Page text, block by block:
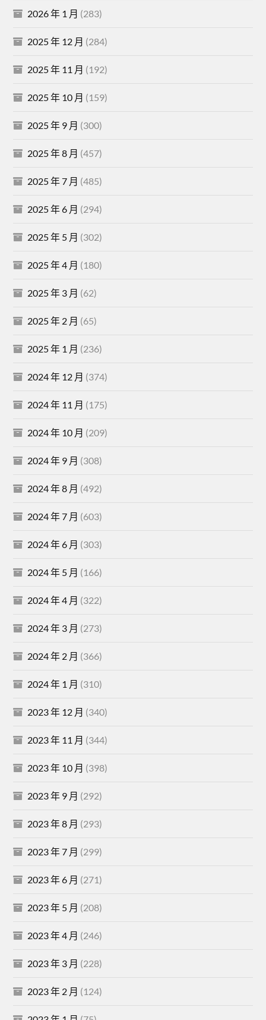
2026 年 1 月 (283)
2025 年 12 月 (284)
2025 年 11 月 (192)
2025 年 10 月 (159)
2025 年 9 月 (300)
2025 年 8 月 (457)
2025 年 7 月 (485)
2025 年 6 月 (294)
2025 年 5 月 (302)
2025 年 4 月 (180)
2025 年 3 月 (62)
2025 年 2 月 (65)
2025 年 1 月 (236)
2024 年 12 月 (374)
2024 年 11 月 (175)
2024 年 10 月 (209)
2024 年 9 月 (308)
2024 年 8 月 (492)
2024 年 7 月 (603)
2024 年 6 月 (303)
2024 年 5 月 (166)
2024 年 4 月 (322)
2024 年 3 月 (273)
2024 年 2 月 (366)
2024 年 1 月 (310)
2023 年 12 月 (340)
2023 年 11 月 (344)
2023 年 10 月 (398)
2023 年 9 月 (292)
2023 年 8 月 (293)
2023 年 7 月 (299)
2023 年 6 月 (271)
2023 年 5 月 (208)
2023 年 4 月 (246)
2023 年 3 月 (228)
2023 年 2 月 (124)